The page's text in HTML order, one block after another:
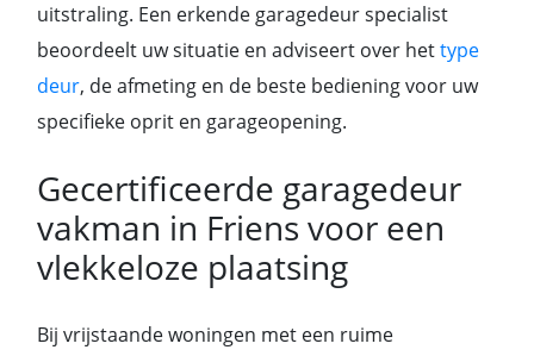
uitstraling. Een erkende garagedeur specialist
beoordeelt uw situatie en adviseert over hettype
deur, de afmeting en de beste bediening voor uw
specifieke oprit en garageopening.
Gecertificeerde garagedeur
vakman in Friens voor een
vlekkeloze plaatsing
Bij vrijstaande woningen met een ruime